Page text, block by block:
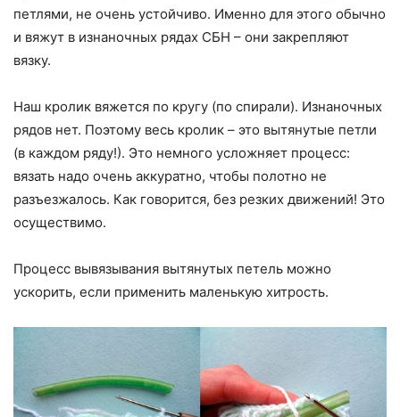
петлями, не очень устойчиво. Именно для этого обычно
и вяжут в изнаночных рядах СБН – они закрепляют
вязку.
Наш кролик вяжется по кругу (по спирали). Изнаночных
рядов нет. Поэтому весь кролик – это вытянутые петли
(в каждом ряду!). Это немного усложняет процесс:
вязать надо очень аккуратно, чтобы полотно не
разъезжалось. Как говорится, без резких движений! Это
осуществимо.
Процесс вывязывания вытянутых петель можно
ускорить, если применить маленькую хитрость.